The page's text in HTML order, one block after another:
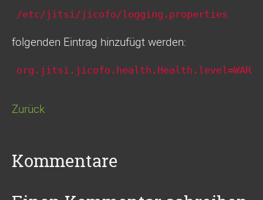
/etc/jitsi/jicofo/logging.properties
folgenden Eintrag hinzufügt werden:
Zurück
Kommentare